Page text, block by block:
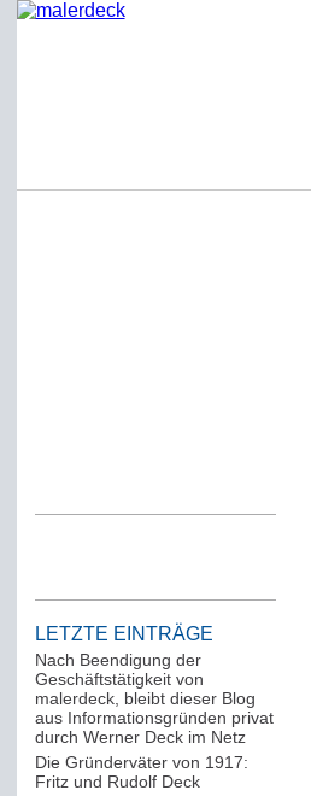
LETZTE EINTRÄGE
Nach Beendigung der
Geschäftstätigkeit von
malerdeck, bleibt dieser Blog
aus Informationsgründen privat
durch Werner Deck im Netz
Die Gründerväter von 1917:
Fritz und Rudolf Deck